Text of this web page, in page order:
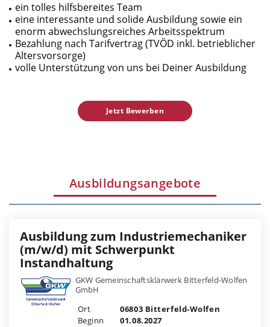
ein tolles hilfsbereites Team
eine interessante und solide Ausbildung sowie ein
enorm abwechslungsreiches Arbeitsspektrum
Bezahlung nach Tarifvertrag (TVÖD inkl. betrieblicher
Altersvorsorge)
volle Unterstützung von uns bei Deiner Ausbildung
Jetzt Bewerben
Ausbildungsangebote
Ausbildung zum Industriemechaniker
(m/w/d) mit Schwerpunkt
Instandhaltung
GKW Gemeinschaftsklärwerk Bitterfeld-Wolfen
GmbH
Ort
06803 Bitterfeld-Wolfen
Beginn
01.08.2027